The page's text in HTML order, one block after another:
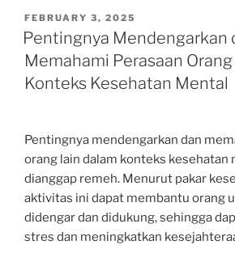
POSTED
ON
FEBRUARY 3, 2025
Pentingnya Mendengarkan
Memahami Perasaan
Konteks Kesehatan Mental
Pentingnya mendengarkan dan
orang lain dalam konteks kesehatan
dianggap remeh. Menurut pakar
aktivitas ini dapat membantu orang
didengar dan didukung, sehingga
stres dan meningkatkan